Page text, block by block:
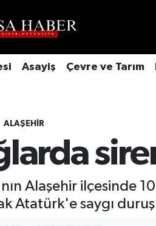
Asayiş Çevre ve Tarım
ALAŞEHIR
Alaşehir ilçesinde
Atatürk'e saygı